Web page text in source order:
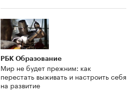
РБК Образование
Мир не будет прежним: как
перестать выживать и настроить себя
на развитие